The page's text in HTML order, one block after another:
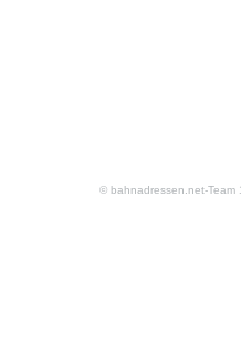
© bahnadressen.net-Team